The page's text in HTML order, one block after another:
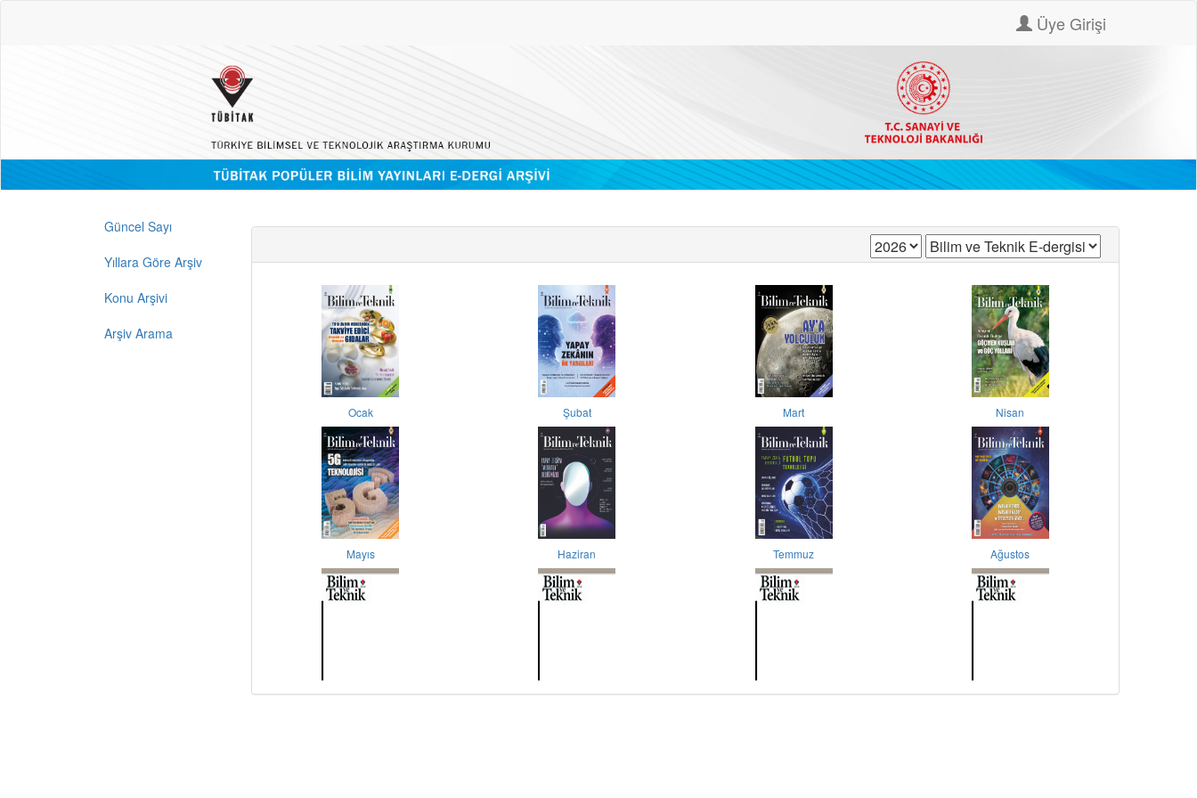
Üye Girişi
Güncel Sayı
Yıllara Göre Arşiv
Konu Arşivi
Arşiv Arama
Ocak Şubat Mart Nisan
Mayıs Haziran Temmuz Ağustos